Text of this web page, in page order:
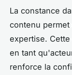
La constance
contenu
expertise.
en tant
renforce la